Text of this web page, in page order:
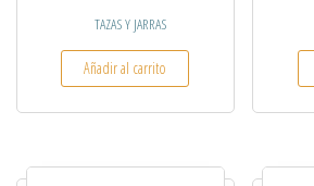
TAZAS Y JARRAS
Añadir al carrito